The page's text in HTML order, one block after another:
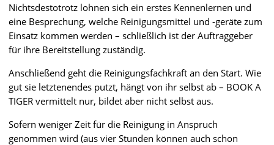
Nichtsdestotrotz lohnen sich ein erstes Kennenlernen und
eine Besprechung, welche Reinigungsmittel und -geräte zum
Einsatz kommen werden – schließlich ist der Auftraggeber
für ihre Bereitstellung zuständig.
Anschließend geht die Reinigungsfachkraft an den Start. Wie
gut sie letztenendes putzt, hängt von ihr selbst ab – BOOK A
TIGER vermittelt nur, bildet aber nicht selbst aus.
Sofern weniger Zeit für die Reinigung in Anspruch
genommen wird (aus vier Stunden können auch schon